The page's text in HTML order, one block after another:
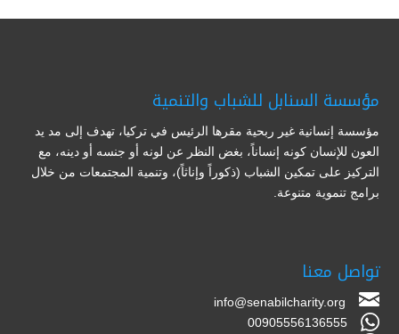
مؤسسة السنابل للشباب والتنمية
مؤسسة إنسانية غير ربحية مقرها الرئيس في تركيا، تهدف إلى مد يد
العون للإنسان كونه إنساناً، بغض النظر عن لونه أو جنسه أو دينه، مع
التركيز على تمكين الشباب (ذكوراً وإناثاً)، وتنمية المجتمعات من خلال
برامج تنموية متنوعة.
تواصل معنا
info@senabilcharity.org
00905556136555